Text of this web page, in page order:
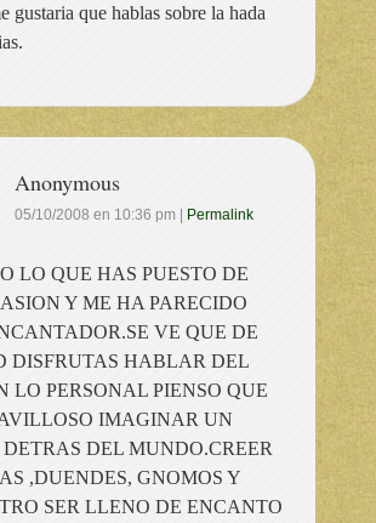
gustaria que hablas sobre la hada
Anonymous
05/10/2008 en 10:36 pm Permalink
LO QUE HAS PUESTO DE
Y ME HA PARECIDO
VE QUE DE
DISFRUTAS HABLAR DEL
LO PERSONAL PIENSO QUE
IMAGINAR UN
DEL MUNDO.CREER
,DUENDES, GNOMOS Y
SER LLENO DE ENCANTO